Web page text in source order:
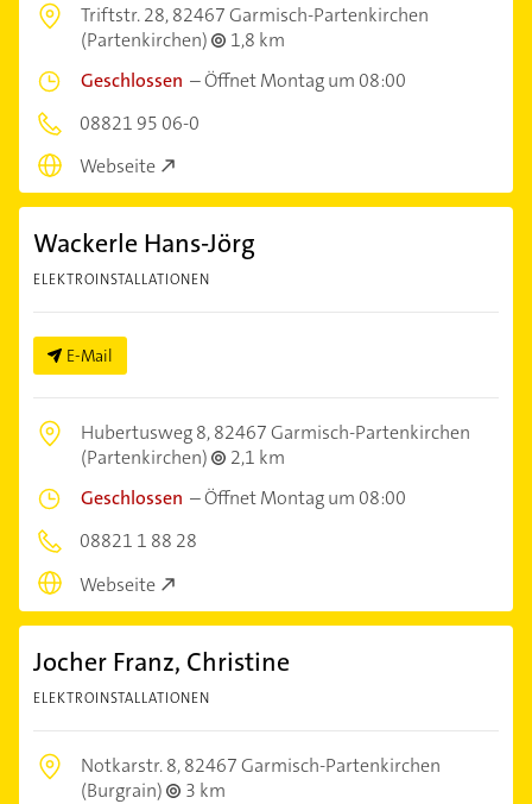
Triftstr. 28,82467 Garmisch-Partenkirchen
(Partenkirchen)
1,8 km
Geschlossen –Öffnet Montag um 08:00
08821 95 06-0
Webseite
Wackerle Hans-Jörg
ELEKTROINSTALLATIONEN
E-Mail
Hubertusweg 8,82467 Garmisch-Partenkirchen
(Partenkirchen)
2,1 km
Geschlossen –Öffnet Montag um 08:00
08821 1 88 28
Webseite
Jocher Franz, Christine
ELEKTROINSTALLATIONEN
Notkarstr. 8,82467 Garmisch-Partenkirchen
(Burgrain)
3 km